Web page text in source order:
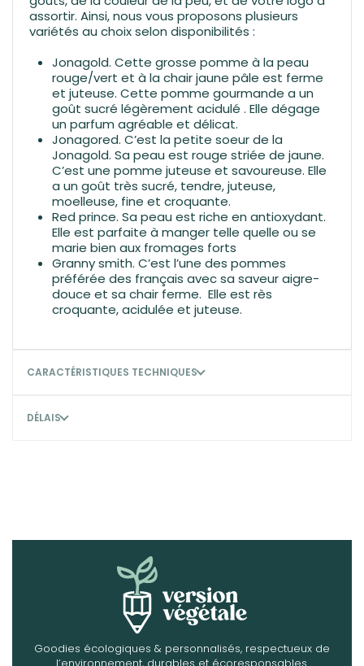
assortir. Ainsi, nous vous proposons plusieurs
variétés au choix selon disponibilités :
Jonagold. Cette grosse pomme à la peau
rouge/vert et à la chair jaune pâle est ferme
et juteuse. Cette pomme gourmande a un
goût sucré légèrement acidulé . Elle dégage
un parfum agréable et délicat.
Jonagored. C’est la petite soeur de la
Jonagold. Sa peau est rouge striée de jaune.
C’est une pomme juteuse et savoureuse. Elle
a un goût très sucré, tendre, juteuse,
moelleuse, fine et croquante.
Red prince. Sa peau est riche en antioxydant.
Elle est parfaite à manger telle quelle ou se
marie bien aux fromages forts
Granny smith. C’est l’une des pommes
préférée des français avec sa saveur aigre-
douce et sa chair ferme. Elle est rès
croquante, acidulée et juteuse.
CARACTÉRISTIQUES TECHNIQUES
DÉLAIS
Goodies écologiques & personnalisés, respectueux de